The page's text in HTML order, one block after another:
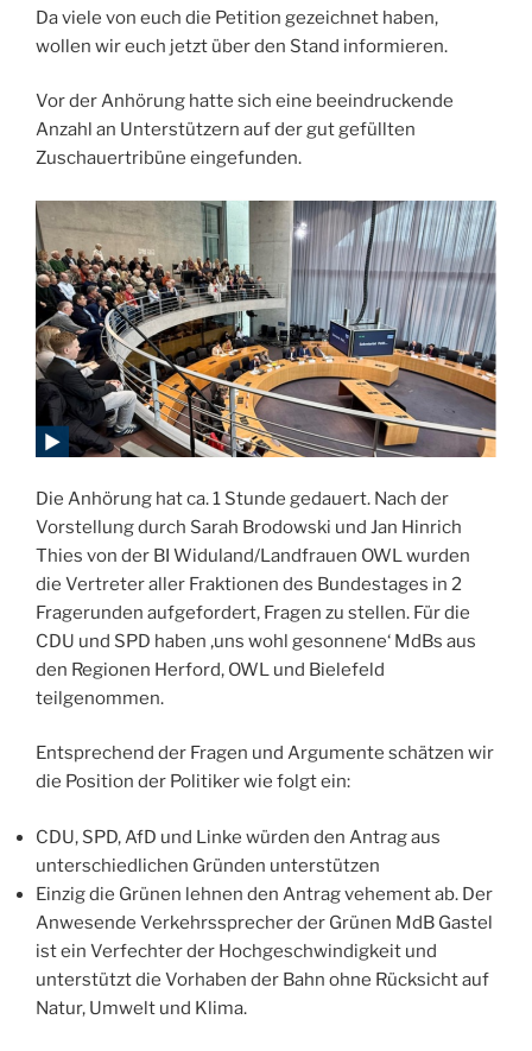
Da viele von euch die Petition gezeichnet haben,
wollen wir euch jetzt über den Stand informieren.
Vor der Anhörung hatte sich eine beeindruckende
Anzahl an Unterstützern auf der gut gefüllten
Zuschauertribüne eingefunden.
Die Anhörung hat ca. 1 Stunde gedauert. Nach der
Vorstellung durch Sarah Brodowski und Jan Hinrich
Thies von der BI Widuland/Landfrauen OWL wurden
die Vertreter aller Fraktionen des Bundestages in 2
Fragerunden aufgefordert, Fragen zu stellen. Für die
CDU und SPD haben ‚uns wohl gesonnene‘ MdBs aus
den Regionen Herford, OWL und Bielefeld
teilgenommen.
Entsprechend der Fragen und Argumente schätzen wir
die Position der Politiker wie folgt ein:
CDU, SPD, AfD und Linke würden den Antrag aus
unterschiedlichen Gründen unterstützen
Einzig die Grünen lehnen den Antrag vehement ab. Der
Anwesende Verkehrssprecher der Grünen MdB Gastel
ist ein Verfechter der Hochgeschwindigkeit und
unterstützt die Vorhaben der Bahn ohne Rücksicht auf
Natur, Umwelt und Klima.